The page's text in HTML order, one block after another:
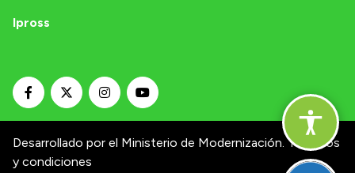
Ipross
Desarrollado por el Ministerio de Modernización. Términos
y condiciones